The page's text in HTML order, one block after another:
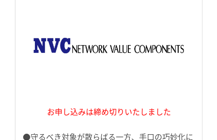
お申し込みは締め切りいたしました
●守るべき対象が散らばる一方、手口の巧妙化に